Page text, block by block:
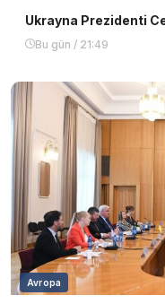
Ukrayna Prezidenti
Bu gün / 21:49
Avropa